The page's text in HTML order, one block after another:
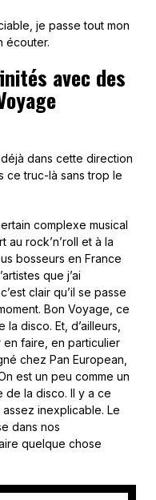
je passe tout mon
écouter.
avec des
déjà dans cette direction
ce truc-là sans trop le
complexe musical
au rock’n’roll et à la
bosseurs en France
que j’ai
clair qu’il se passe
Bon Voyage, ce
disco. Et, d’ailleurs,
en faire, en particulier
chez Pan European,
est un peu comme un
la disco. Il y a ce
inexplicable. Le
dans nos
quelque chose